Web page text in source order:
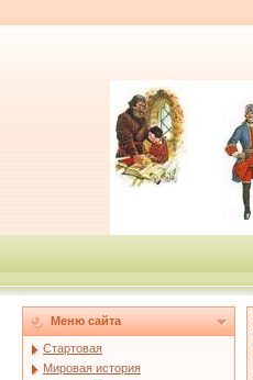
Меню сайта
Стартовая
Мировая история